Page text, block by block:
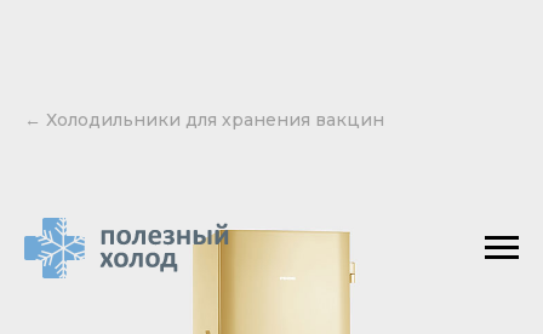
← Холодильники для хранения вакцин